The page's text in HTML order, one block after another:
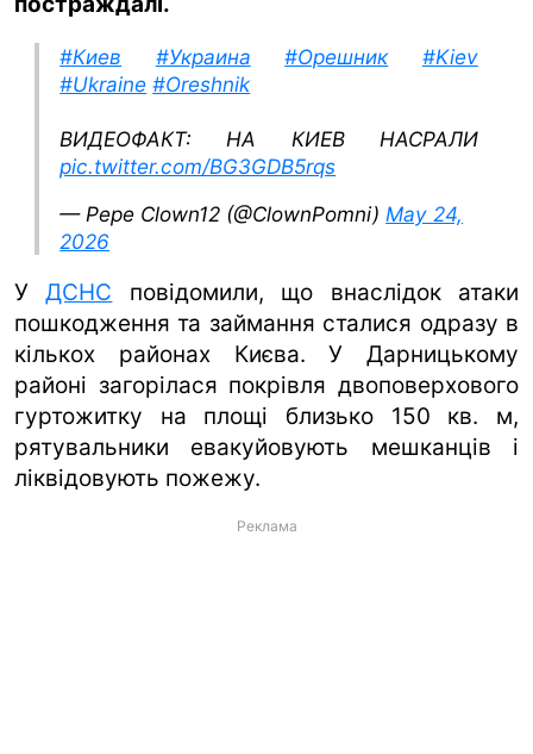
ru en
#Киев #Украина #Орешник
#Kiev
#Ukraine #Oreshnik
ВИДЕОФАКТ: НА КИЕВ НАСРАЛИ
pic.twitter.com/BG3GDB5rqs
— Pepe Clown12 (@ClownPomni) May 24,
2026
УДСНС повідомили, що внаслідок атаки
пошкодження та займання сталися одразу в
кількох районах Києва. У Дарницькому
районі загорілася покрівля двоповерхового
гуртожитку на площі близько 150 кв. м,
рятувальники евакуйовують мешканців і
ліквідовують пожежу.
Реклама